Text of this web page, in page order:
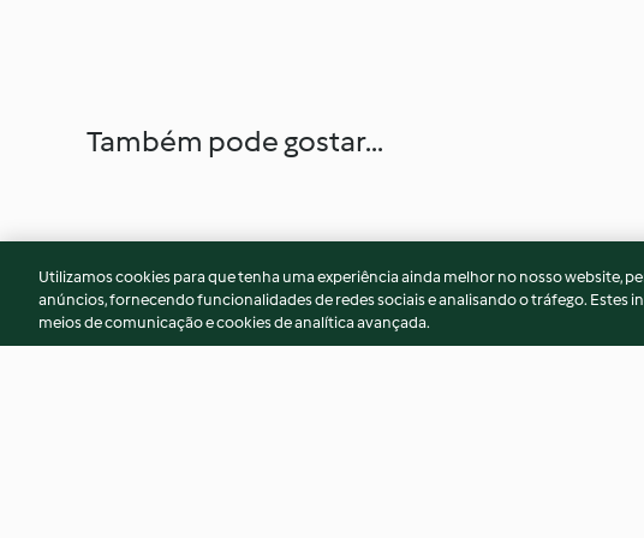
Também pode gostar...
Utilizamos cookies para que tenha uma experiência ainda melhor no nosso website,
anúncios, fornecendo funcionalidades de redes sociais e analisando o tráfego. Estes
meios de comunicação e cookies de analítica avançada.